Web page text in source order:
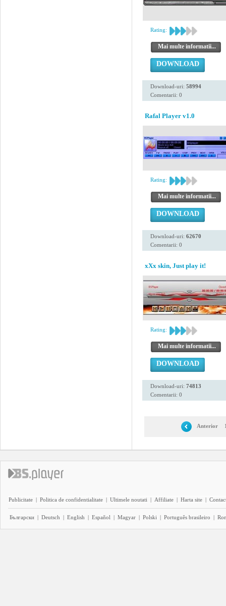
Rating:
Mai multe informatii...
DOWNLOAD
Download-uri: 58994
Comentarii: 0
Rafal Player v1.0
Rating:
Mai multe informatii...
DOWNLOAD
Download-uri: 62670
Comentarii: 0
xXx skin, Just play it!
Rating:
Mai multe informatii...
DOWNLOAD
Download-uri: 74813
Comentarii: 0
Anterior
Publicitate | Politica de confidentialitate | Ultimele noutati | Affiliate | Harta site |
Български | Deutsch | English | Español | Magyar | Polski | Português brasileiro |